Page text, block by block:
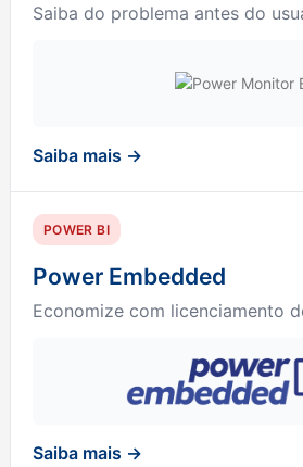
Saiba do problema antes do
Saiba mais →
POWER BI
Power Embedded
Economize com licenciamento
Saiba mais →